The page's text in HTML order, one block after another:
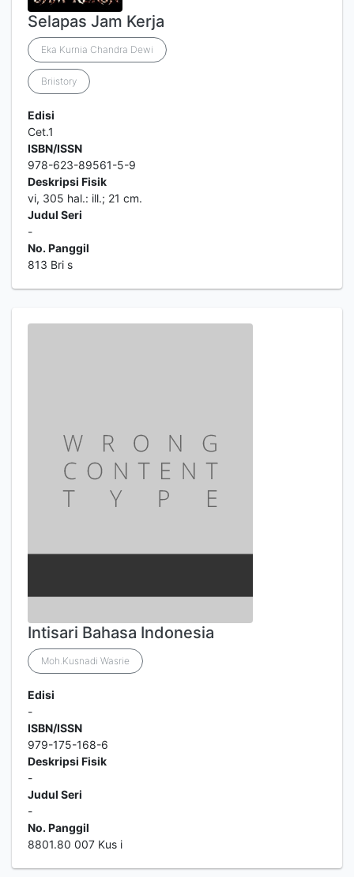
Selapas Jam Kerja
Eka Kurnia Chandra Dewi
Briistory
Edisi
Cet.1
ISBN/ISSN
978-623-89561-5-9
Deskripsi Fisik
vi, 305 hal.: ill.; 21 cm.
Judul Seri
-
No. Panggil
813 Bri s
Intisari Bahasa Indonesia
Moh.Kusnadi Wasrie
Edisi
-
ISBN/ISSN
979-175-168-6
Deskripsi Fisik
-
Judul Seri
-
No. Panggil
8801.80 007 Kus i